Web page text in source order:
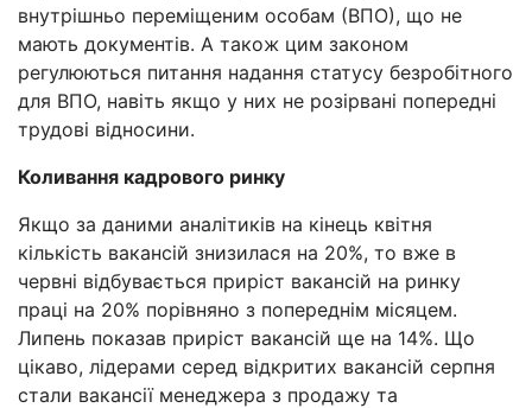
внутрішньо переміщеним особам (ВПО), що не
мають документів. А також цим законом
регулюються питання надання статусу безробітного
для ВПО, навіть якщо у них не розірвані попередні
трудові відносини.
Коливання кадрового ринку
Якщо за даними аналітиків на кінець квітня
кількість вакансій знизилася на 20%, то вже в
червні відбувається приріст вакансій на ринку
праці на 20% порівняно з попереднім місяцем.
Липень показав приріст вакансій ще на 14%. Що
цікаво, лідерами серед відкритих вакансій серпня
стали вакансії менеджера з продажу та